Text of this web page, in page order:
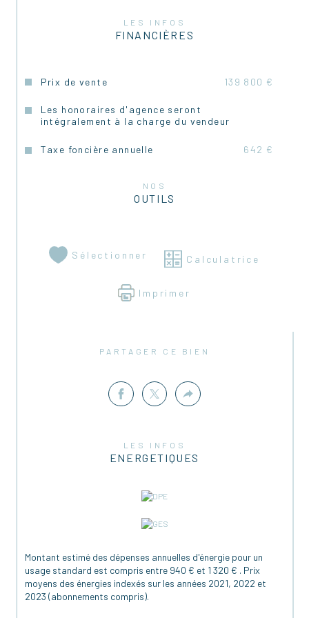
LES INFOS
FINANCIÈRES
Prix de vente 139 800 €
Les honoraires d'agence seront
intégralement à la charge du vendeur
Taxe foncière annuelle 642 €
NOS
OUTILS
Sélectionner Calculatrice
Imprimer
PARTAGER CE BIEN
LES INFOS
ENERGETIQUES
Montant estimé des dépenses annuelles d'énergie pour un
usage standard est compris entre 940 € et 1 320 € . Prix
moyens des énergies indexés sur les années 2021, 2022 et
2023 (abonnements compris).